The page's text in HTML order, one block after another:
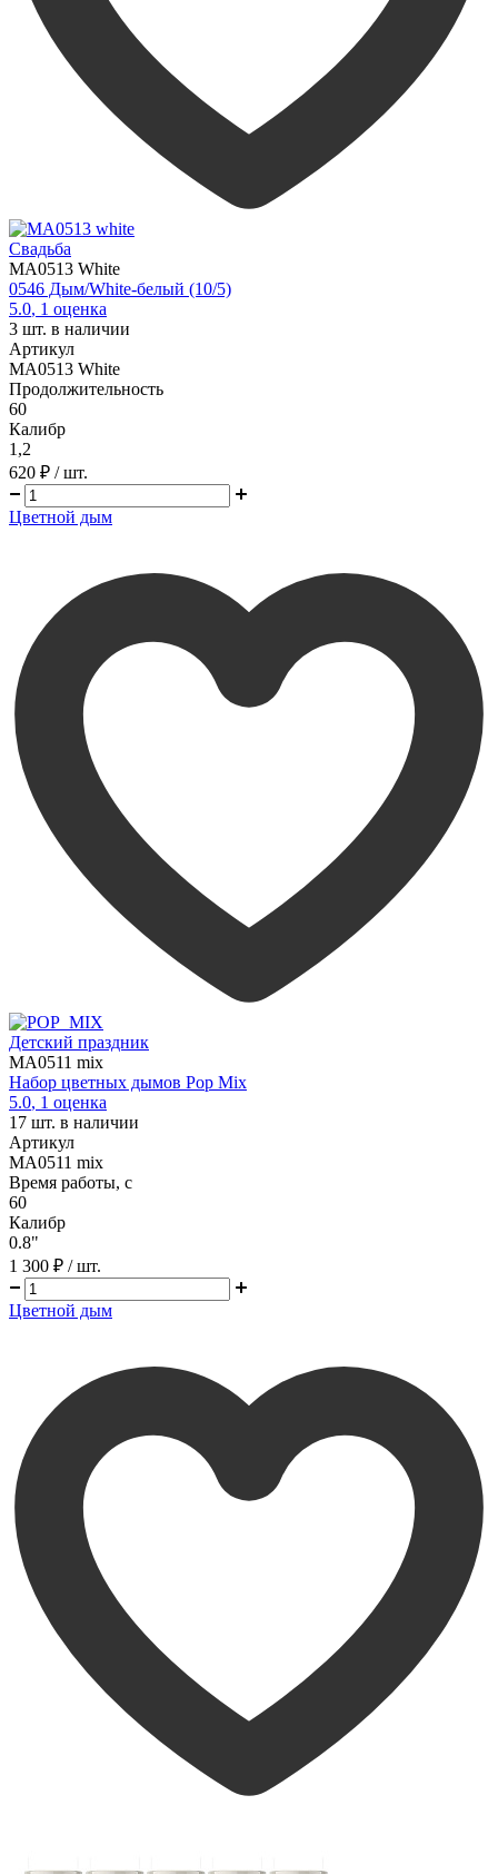
Свадьба
MA0513 White
0546 Дым/White-белый (10/5)
5.0, 1 оценка
3 шт. в наличии
Артикул
MA0513 White
Продолжительность
60
Калибр
1,2
620 ₽ / шт.
Цветной дым
Детский праздник
MA0511 mix
Набор цветных дымов Pop Mix
5.0, 1 оценка
17 шт. в наличии
Артикул
MA0511 mix
Время работы, с
60
Калибр
0.8"
1 300 ₽ / шт.
Цветной дым